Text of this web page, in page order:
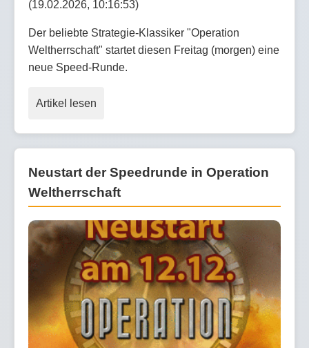
(19.02.2026, 10:16:53)
Der beliebte Strategie-Klassiker "Operation
Weltherrschaft" startet diesen Freitag (morgen) eine
neue Speed-Runde.
Artikel lesen
Neustart der Speedrunde in Operation
Weltherrschaft